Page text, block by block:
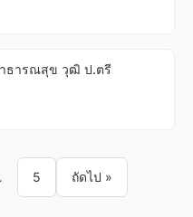
ธารณสุข วุฒิ ป.ตรี
5 ถัดไป »